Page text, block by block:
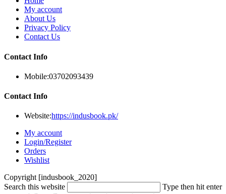
My account
About Us
Privacy Policy
Contact Us
Contact Info
Mobile:03702093439
Contact Info
Website:https://indusbook.pk/
My account
Login/Register
Orders
Wishlist
Copyright [indusbook_2020]
Search this website
Type then hit enter